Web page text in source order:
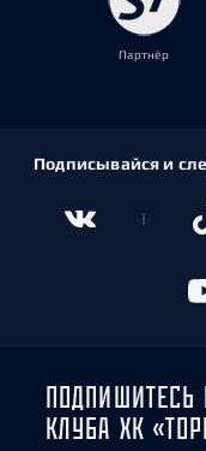
Партнёр
Подписывайся и
КЛУБА ХК